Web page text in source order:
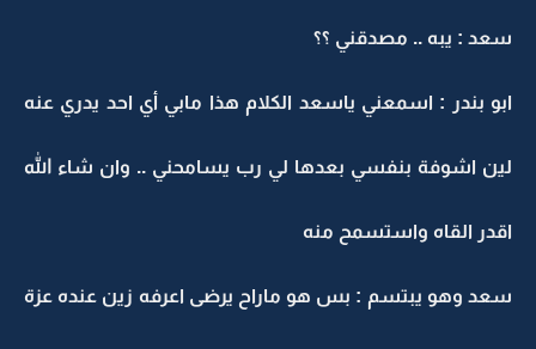
سعد : يبه .. مصدقني ؟؟
ابو بندر : اسمعني ياسعد الكلام هذا مابي أي احد يدري عنه
لين اشوفة بنفسي بعدها لي رب يسامحني .. وان شاء الله
اقدر القاه واستسمح منه
سعد وهو يبتسم : بس هو ماراح يرضى اعرفه زين عنده عزة